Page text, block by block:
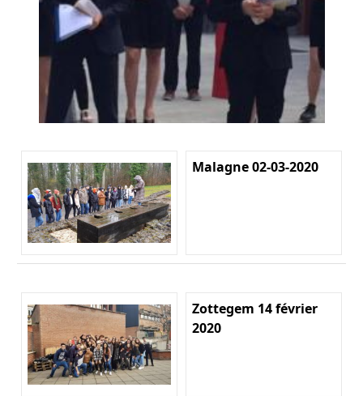
Malagne 02-03-2020
Zottegem 14 février
2020